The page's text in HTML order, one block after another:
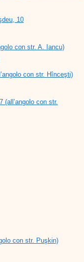
10
con str. A. Iancu)
con str. Hînceşti)
(all’angolo con str.
con str. Puşkin)